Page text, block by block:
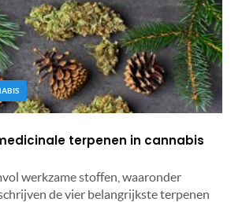
terpenen in cannabis
werkzame stoffen, waaronder
de vier belangrijkste terpenen